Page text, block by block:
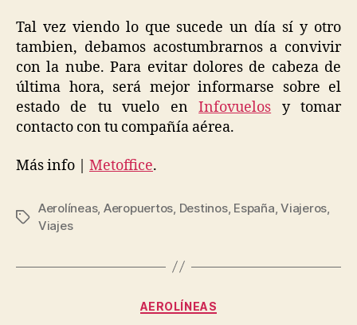
Tal vez viendo lo que sucede un día sí y otro
tambien, debamos acostumbrarnos a convivir
con la nube. Para evitar dolores de cabeza de
última hora, será mejor informarse sobre el
estado de tu vuelo enInfovuelos y tomar
contacto con tu compañía aérea.
Más info | Metoffice.
Tags
Aerolíneas, Aeropuertos Destinos, España ,Viajeros
Viajes
Categories
AEROLÍNEAS